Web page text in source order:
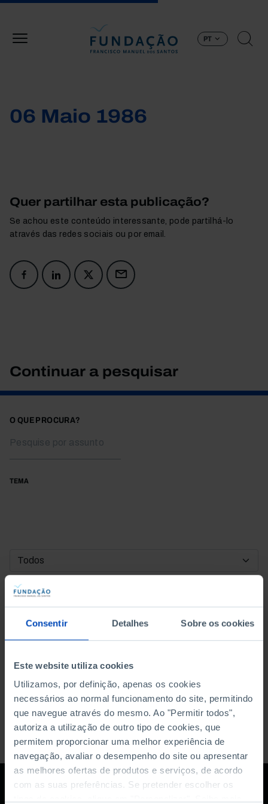
Consentir Detalhes Sobre os cookies
Este website utiliza cookies
Utilizamos, por definição, apenas os cookies
necessários ao normal funcionamento do site, permitindo
que navegue através do mesmo. Ao "Permitir todos",
autoriza a utilização de outro tipo de cookies, que
permitem proporcionar uma melhor experiência de
navegação, avaliar o desempenho do site ou apresentar
as melhores ofertas de produtos e serviços, de acordo
com as suas preferências. Se pretender escolher os
PT
06 Maio 1986
Quer partilhar esta publicação?
Se achou este conteúdo interessante, pode partilhá-lo
através das redes sociais ou por email.
Continuar a pesquisar
O QUE PROCURA?
TEMA
DATA DE INÍCIO
DATA DE FIM